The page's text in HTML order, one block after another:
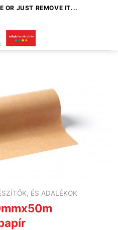
OR JUST REMOVE IT...
ÉS ADALÉKOK